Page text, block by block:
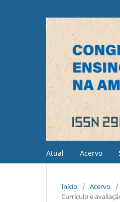
Atual Acervo
Início / Acervo /
Currículo e